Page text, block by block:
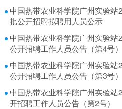
中国热带农业科学院广州实验站
批公开招聘拟聘用人员公示
中国热带农业科学院广州实验站
公开招聘工作人员公告（第4号）
中国热带农业科学院广州实验站
公开招聘工作人员公告（第3号）
中国热带农业科学院广州实验站
开招聘工作人员公告（第2号）